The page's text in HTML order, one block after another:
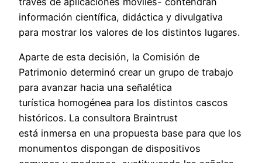
información científica, didáctica y divulgativa
para mostrar los valores de los distintos lugares.
Aparte de esta decisión, la Comisión de
Patrimonio determinó crear un grupo de trabajo
para avanzar hacia una señalética
turística homogénea para los distintos cascos
históricos. La consultora Braintrust
está inmersa en una propuesta base para que los
monumentos dispongan de dispositivos